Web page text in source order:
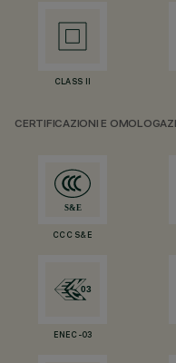
CLASS II
CERTIFICAZIONI E
CCC S&E
ENEC-03